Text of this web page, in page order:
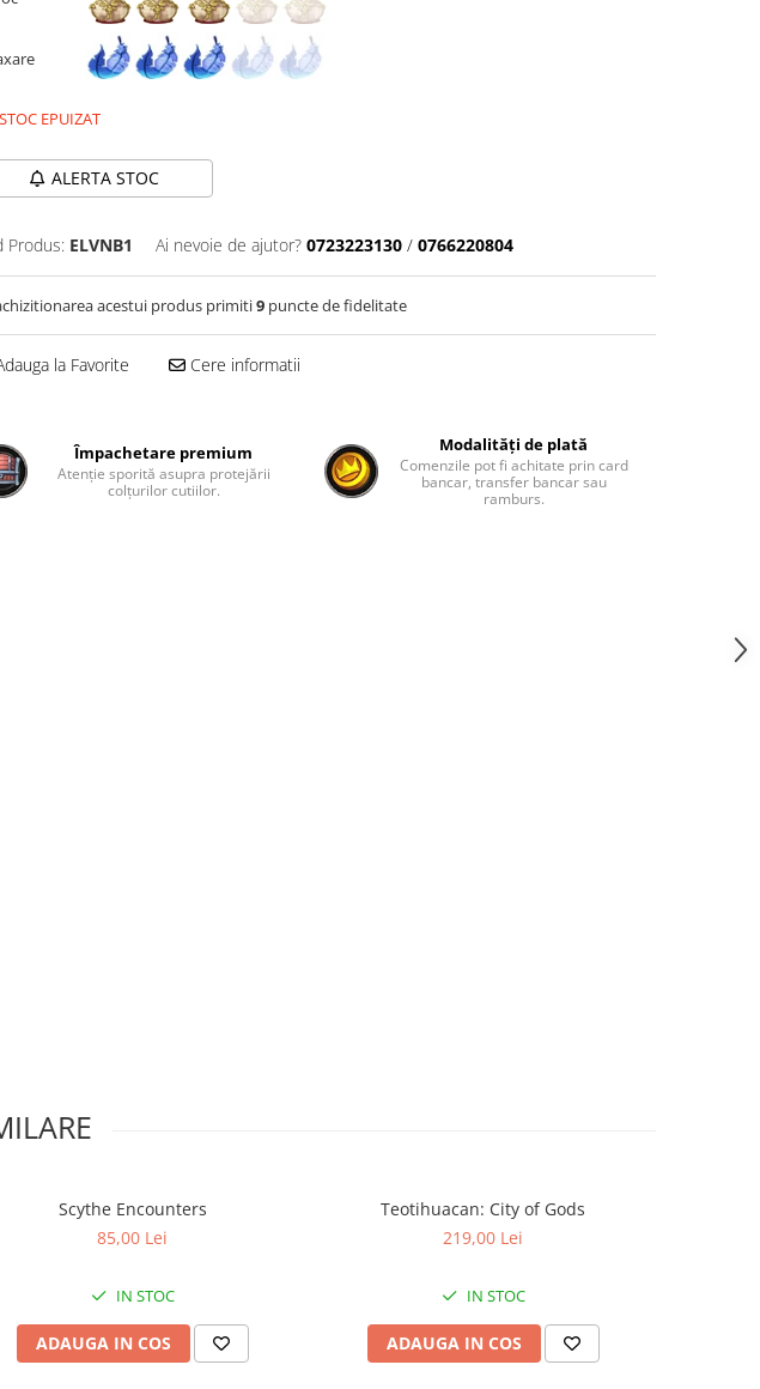
STOC EPUIZAT
ALERTA STOC
Produs: ELVNB1 Ai nevoie de ajutor? 0723223130 / 0766220804
acestui produs primiti9 puncte de fidelitate
la Favorite Cere informatii
Împachetare premium
Atenție sporită asupra protejării
colțurilor cutiilor.
Modalități de plată
Comenzile pot fi achitate prin card
bancar, transfer bancar sau
ramburs.
Scythe Encounters
85,00 Lei
IN STOC
ADAUGA IN COS
Teotihuacan: City of Gods
219,00 Lei
IN STOC
ADAUGA IN COS